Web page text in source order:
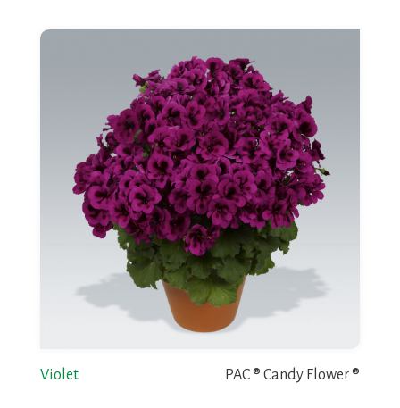
Violet PAC ® Candy Flower ®